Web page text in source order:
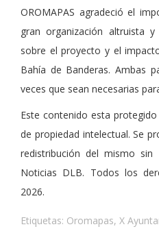
OROMAPAS agradeció el
gran organización altruista
sobre el proyecto y el
Bahía de Banderas. Ambas
veces que sean necesarias
Este contenido esta
de propiedad intelectual. Se
redistribución del mismo
Noticias DLB. Todos los
2026.
Etiquetas: Oromapas, X